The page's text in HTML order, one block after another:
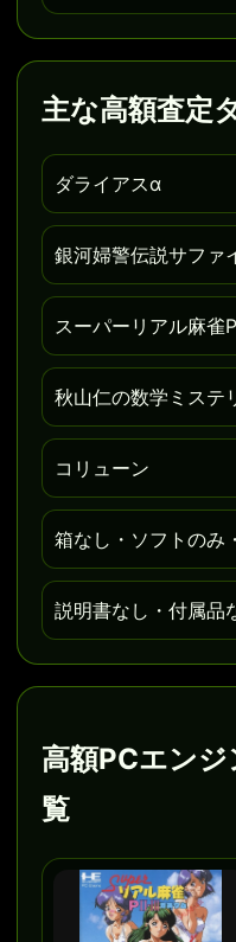
主な高額査定
ダライアスα
銀河婦警伝説サファ
スーパーリアル麻雀
秋山仁の数学ミステ
コリューン
箱なし・ソフトのみ
説明書なし・付属品
高額PCエン
覧